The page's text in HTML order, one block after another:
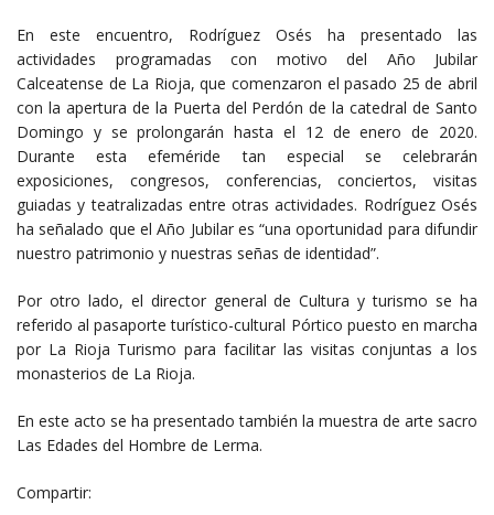
En este encuentro, Rodríguez Osés ha presentado las
actividades programadas con motivo del Año Jubilar
Calceatense de La Rioja, que comenzaron el pasado 25 de abril
con la apertura de la Puerta del Perdón de la catedral de Santo
Domingo y se prolongarán hasta el 12 de enero de 2020.
Durante esta efeméride tan especial se celebrarán
exposiciones, congresos, conferencias, conciertos, visitas
guiadas y teatralizadas entre otras actividades. Rodríguez Osés
ha señalado que el Año Jubilar es “una oportunidad para difundir
nuestro patrimonio y nuestras señas de identidad”.
Por otro lado, el director general de Cultura y turismo se ha
referido al pasaporte turístico-cultural Pórtico puesto en marcha
por La Rioja Turismo para facilitar las visitas conjuntas a los
monasterios de La Rioja.
En este acto se ha presentado también la muestra de arte sacro
Las Edades del Hombre de Lerma.
Compartir: